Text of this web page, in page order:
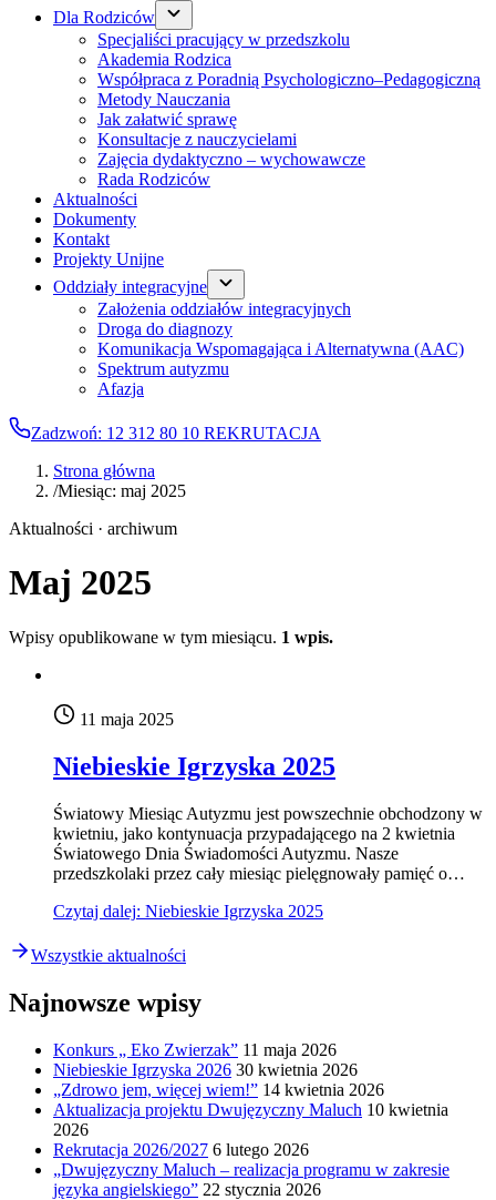
Dla Rodziców
Specjaliści pracujący w przedszkolu
Akademia Rodzica
Współpraca z Poradnią Psychologiczno–Pedagogiczną
Metody Nauczania
Jak załatwić sprawę
Konsultacje z nauczycielami
Zajęcia dydaktyczno – wychowawcze
Rada Rodziców
Aktualności
Dokumenty
Kontakt
Projekty Unijne
Oddziały integracyjne
Założenia oddziałów integracyjnych
Droga do diagnozy
Komunikacja Wspomagająca i Alternatywna (AAC)
Spektrum autyzmu
Afazja
Zadzwoń: 12 312 80 10 REKRUTACJA
Strona główna
/Miesiąc: maj 2025
Aktualności · archiwum
Maj 2025
Wpisy opublikowane w tym miesiącu. 1 wpis.
11 maja 2025
Niebieskie Igrzyska 2025
Światowy Miesiąc Autyzmu jest powszechnie obchodzony w
kwietniu, jako kontynuacja przypadającego na 2 kwietnia
Światowego Dnia Świadomości Autyzmu. Nasze
przedszkolaki przez cały miesiąc pielęgnowały pamięć o…
Czytaj dalej: Niebieskie Igrzyska 2025
Wszystkie aktualności
Najnowsze wpisy
Konkurs „ Eko Zwierzak” 11 maja 2026
Niebieskie Igrzyska 2026 30 kwietnia 2026
„Zdrowo jem, więcej wiem!” 14 kwietnia 2026
Aktualizacja projektu Dwujęzyczny Maluch 10 kwietnia
2026
Rekrutacja 2026/2027 6 lutego 2026
„Dwujęzyczny Maluch – realizacja programu w zakresie
języka angielskiego” 22 stycznia 2026